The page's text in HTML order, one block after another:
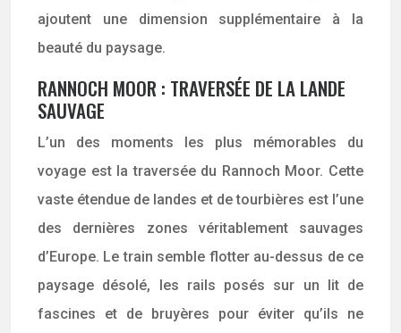
ajoutent une dimension supplémentaire à la
beauté du paysage.
RANNOCH MOOR : TRAVERSÉE DE LA LANDE
SAUVAGE
L’un des moments les plus mémorables du
voyage est la traversée du Rannoch Moor. Cette
vaste étendue de landes et de tourbières est l’une
des dernières zones véritablement sauvages
d’Europe. Le train semble flotter au-dessus de ce
paysage désolé, les rails posés sur un lit de
fascines et de bruyères pour éviter qu’ils ne